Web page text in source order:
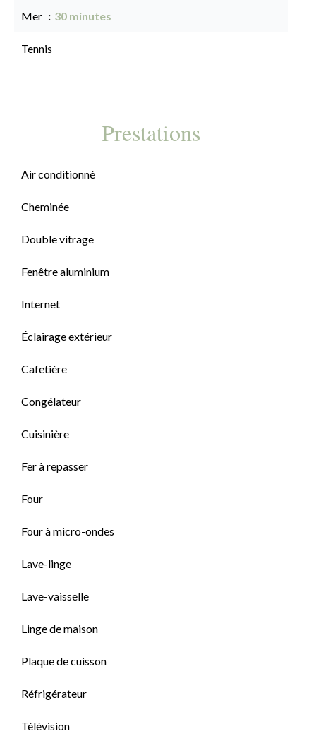
Mer 30 minutes
Tennis
Prestations
Air conditionné
Cheminée
Double vitrage
Fenêtre aluminium
Internet
Éclairage extérieur
Cafetière
Congélateur
Cuisinière
Fer à repasser
Four
Four à micro-ondes
Lave-linge
Lave-vaisselle
Linge de maison
Plaque de cuisson
Réfrigérateur
Télévision